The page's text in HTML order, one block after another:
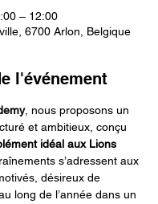
– 12:00
6700 Arlon, Belgique
l'événement
, nous proposons un
et ambitieux, conçu
idéal aux Lions
s’adressent aux
désireux de
long de l’année dans un